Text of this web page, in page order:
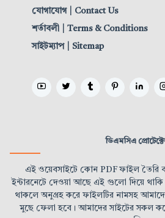
যোগাযোগ | Contact Us
শর্তাবলী | Terms & Conditions
সাইটম্যাপ | Sitemap
ডিএমসিএ
এই ওয়েবসাইটে কোন PDF ফাইল তৈরি বা
ইন্টারনেটে দেওয়া আছে এই গুলো দিয়ে
থাকলে অনুগ্রহ করে ফাইলটির নামসহ
মুছে ফেলা হবে। আমাদের সাইটের সকল